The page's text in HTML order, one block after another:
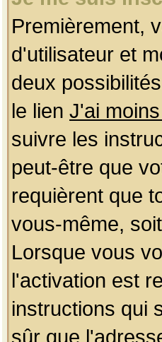
Premièrement,
d'utilisateur et
deux
le lien J'ai
suivre les
peut-être que
requièrent que
vous-même,
Lorsque vous
l'activation est
instructions qui
sûr que